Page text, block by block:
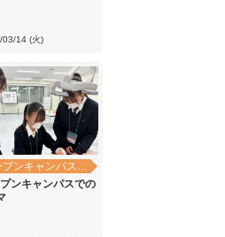
03/14 (火)
オープンキャンパス・学校見学
ンキャンパスでの